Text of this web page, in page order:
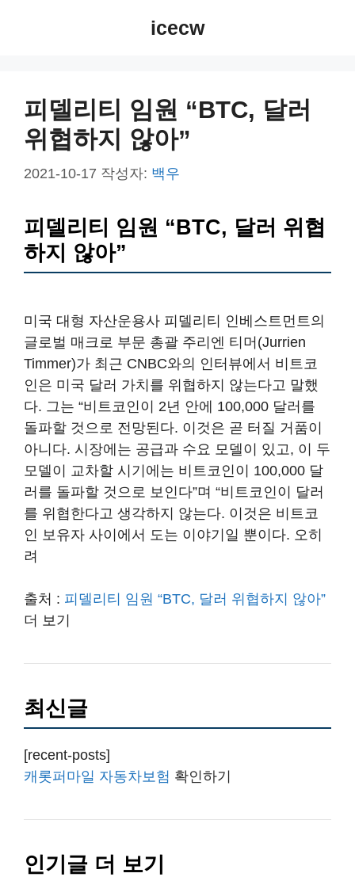
icecw
피델리티 임원 “BTC, 달러
위협하지 않아”
2021-10-17 작성자: 백우
피델리티 임원 “BTC, 달러 위협
하지 않아”
미국 대형 자산운용사 피델리티 인베스트먼트의
글로벌 매크로 부문 총괄 주리엔 티머(Jurrien
Timmer)가 최근 CNBC와의 인터뷰에서 비트코
인은 미국 달러 가치를 위협하지 않는다고 말했
다. 그는 “비트코인이 2년 안에 100,000 달러를
돌파할 것으로 전망된다. 이것은 곧 터질 거품이
아니다. 시장에는 공급과 수요 모델이 있고, 이 두
모델이 교차할 시기에는 비트코인이 100,000 달
러를 돌파할 것으로 보인다”며 “비트코인이 달러
를 위협한다고 생각하지 않는다. 이것은 비트코
인 보유자 사이에서 도는 이야기일 뿐이다. 오히
려
출처 : 피델리티 임원 “BTC, 달러 위협하지 않아”
더 보기
최신글
[recent-posts]
캐롯퍼마일 자동차보험 확인하기
인기글 더 보기